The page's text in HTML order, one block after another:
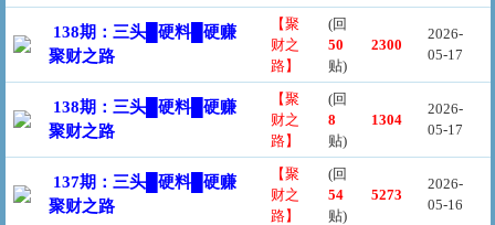
138期：三头█硬料█硬赚
聚财之路
【聚
财之
路】
(回
50
贴)
2300
2026-
05-17
138期：三头█硬料█硬赚
聚财之路
【聚
财之
路】
(回
8
贴)
1304
2026-
05-17
137期：三头█硬料█硬赚
聚财之路
【聚
财之
路】
(回
54
贴)
5273
2026-
05-16